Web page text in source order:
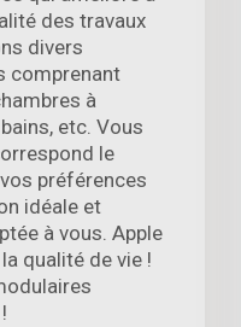
des travaux
divers
comprenant
à
etc. Vous
le
préférences
idéale et
à vous. Apple
qualité de vie !